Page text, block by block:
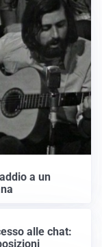
a un
alle chat: